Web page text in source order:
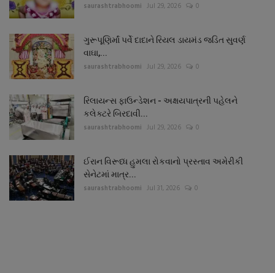
saurashtrabhoomi Jul 29, 2026 0
ગુરૂપૂણિર્માં પર્વે દાદાને રિયલ ડાયમંડ જડિત સુવર્ણ
વાઘા,...
saurashtrabhoomi Jul 29, 2026 0
રિલાયન્સ ફાઉન્ડેશન - અક્ષયપાત્રની પહેલને
કલેક્ટરે બિરદાવી...
saurashtrabhoomi Jul 29, 2026 0
ઈરાન વિરૂધ્ધ હુમલા રોકવાનો પ્રસ્તાવ અમેરીકી
સેનેટમાં માત્ર...
saurashtrabhoomi Jul 31, 2026 0